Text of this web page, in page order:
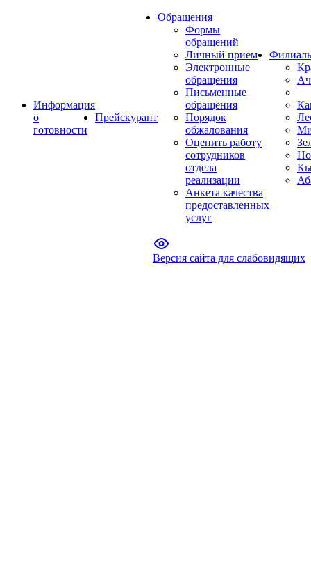
Информация
о
готовности
Прейскурант
Обращения
Формы
обращений
Личный прием
Электронные
обращения
Письменные
обращения
Порядок
обжалования
Оценить работу
сотрудников
отдела
реализации
Анкета качества
предоставленных
услуг
Версия сайта для слабовидящих